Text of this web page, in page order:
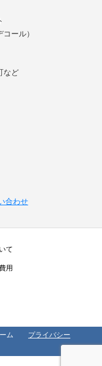
ール）
など
合わせ
て
用
ーム
プライバシー